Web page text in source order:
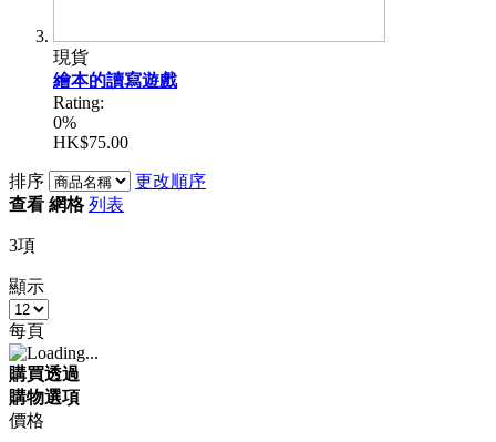
現貨
繪本的讀寫遊戲
Rating:
0%
HK$75.00
排序
更改順序
查看 網格 列表
3項
顯示
每頁
購買透過
購物選項
價格